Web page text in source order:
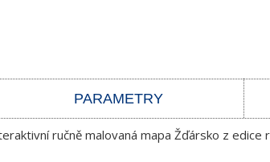
PARAMETRY
ručně malovaná mapa Žďársko z edice